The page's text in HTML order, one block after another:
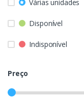
Várias unidades
Disponível
Indisponível
Preço